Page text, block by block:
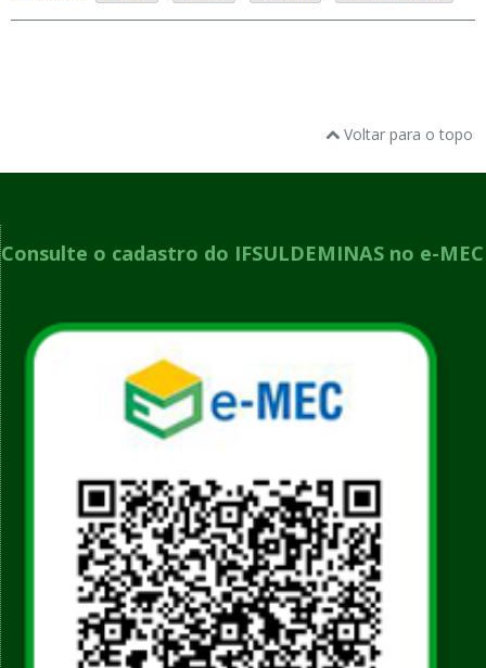
Voltar para o topo
Consulte o cadastro do IFSULDEMINAS no e-MEC